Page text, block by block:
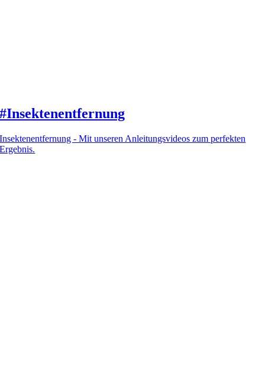
#Insektenentfernung
Insektenentfernung - Mit unseren Anleitungsvideos zum perfekten
Ergebnis.